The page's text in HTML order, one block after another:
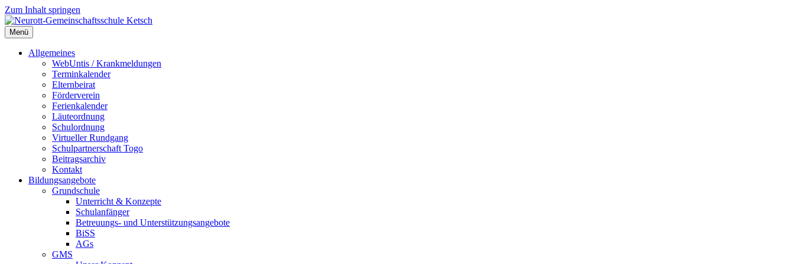
Zum Inhalt springen
Neurott-Gemeinschaftsschule Ketsch
Menü
Allgemeines
WebUntis / Krankmeldungen
Terminkalender
Elternbeirat
Förderverein
Ferienkalender
Läuteordnung
Schulordnung
Virtueller Rundgang
Schulpartnerschaft Togo
Beitragsarchiv
Kontakt
Bildungsangebote
Grundschule
Unterricht & Konzepte
Schulanfänger
Betreuungs- und Unterstützungsangebote
BiSS
AGs
GMS